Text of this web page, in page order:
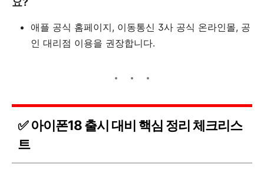
애플 공식 홈페이지, 이동통신 3사 공식 온라인몰, 공
인 대리점 이용을 권장합니다.
✅ 아이폰18 출시 대비 핵심 정리 체크리스
트